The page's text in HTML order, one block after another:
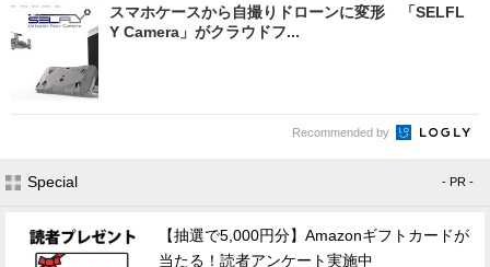
スマホケースから自撮りドローンに変形 「SELFL
Y Camera」がクラウドフ...
Recommended by
Special - PR -
【抽選で5,000円分】Amazonギフトカードが
当たる！読者アンケート実施中